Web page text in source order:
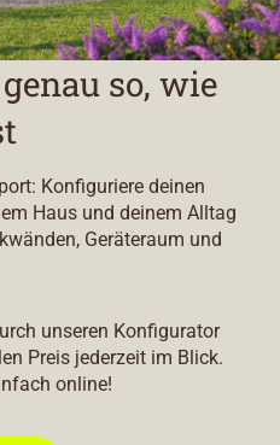
so, wie
Konfiguriere deinen
Haus und deinem Alltag
Geräteraum und
unseren Konfigurator
Preis jederzeit im Blick.
online!